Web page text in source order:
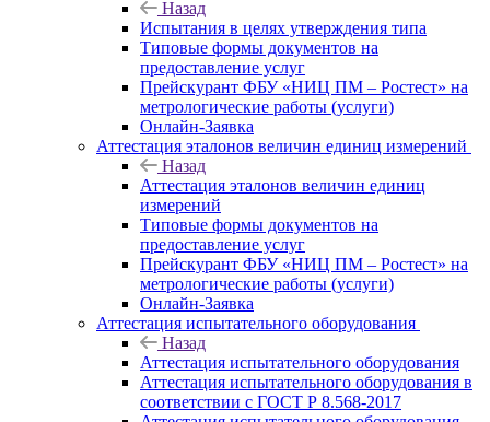
Назад
Испытания в целях утверждения типа
Типовые формы документов на
предоставление услуг
Прейскурант ФБУ «НИЦ ПМ – Ростест» на
метрологические работы (услуги)
Онлайн-Заявка
Аттестация эталонов величин единиц измерений
Назад
Аттестация эталонов величин единиц
измерений
Типовые формы документов на
предоставление услуг
Прейскурант ФБУ «НИЦ ПМ – Ростест» на
метрологические работы (услуги)
Онлайн-Заявка
Аттестация испытательного оборудования
Назад
Аттестация испытательного оборудования
Аттестация испытательного оборудования в
соответствии с ГОСТ Р 8.568-2017